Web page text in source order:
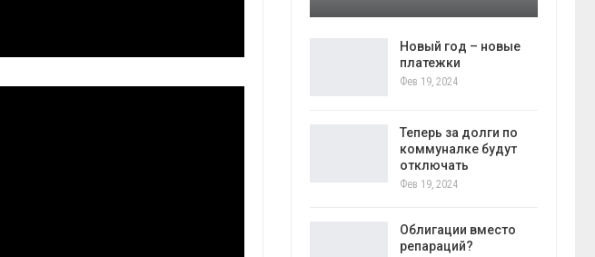
Новый год – новые
платежки
Фев 19, 2024
Теперь за долги по
коммуналке будут
отключать
Фев 19, 2024
Облигации вместо
репараций?